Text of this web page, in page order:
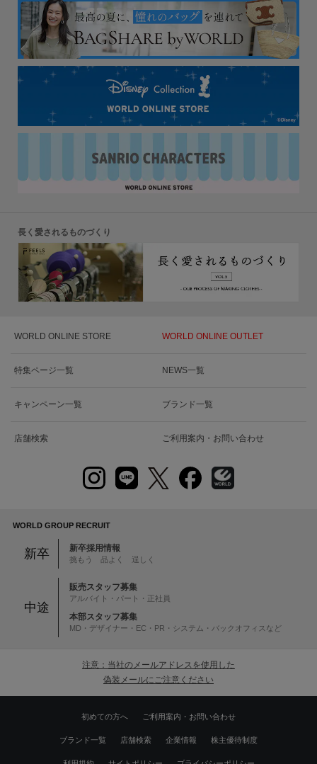
長く愛されるものづくり
WORLD ONLINE STORE WORLD ONLINE OUTLET
特集ページ一覧 NEWS一覧
キャンペーン一覧 ブランド一覧
店舗検索 ご利用案内・お問い合わせ
WORLD GROUP RECRUIT
新卒 新卒採用情報
挑もう 品よく 逞しく
中途
販売スタッフ募集
アルバイト・パート・正社員
本部スタッフ募集
MD・デザイナー・EC・PR・システム・バックオフィスなど
注意：当社のメールアドレスを使用した
偽装メールにご注意ください
初めての方へ ご利用案内・お問い合わせ
ブランド一覧 店舗検索 企業情報 株主優待制度